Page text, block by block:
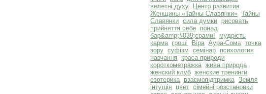
велетні духу
Центр развития
Женщины «Тайны Славянки» Тайны
Славянки сила думки рисовать
прийняття себе понад
бар&amp;#039;єрами!
мудрість
карма гроші Віра Аура-Сома точка
зору суфізм семінар психология
навчання
краса природи
короткометражка жива природа
женский клуб женские тренинги
езотерика взаємопідтримка Земля
інтуїція
цвет сімейні розстановки